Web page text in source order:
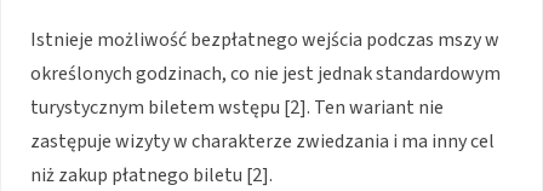
Istnieje możliwość bezpłatnego wejścia podczas mszy w
określonych godzinach, co nie jest jednak standardowym
turystycznym biletem wstępu [2]. Ten wariant nie
zastępuje wizyty w charakterze zwiedzania i ma inny cel
niż zakup płatnego biletu [2].